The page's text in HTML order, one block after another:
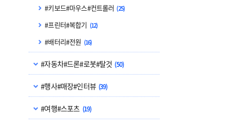
#키보드#마우스#컨트롤러 (25)
#프린터#복합기 (12)
#배터리#전원 (16)
#자동차#드론#로봇#탈것 (50)
#행사#매장#인터뷰 (39)
#여행#스포츠 (19)